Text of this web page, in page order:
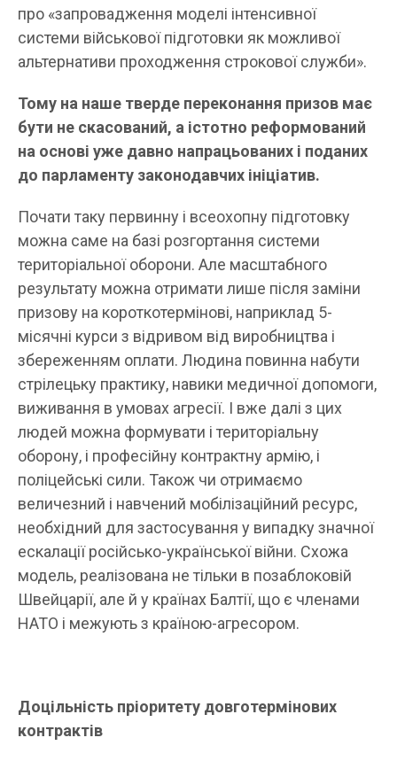
про «запровадження моделі інтенсивної
системи військової підготовки як можливої
альтернативи проходження строкової служби».
Тому на наше тверде переконання призов має
бути не скасований, а істотно реформований
на основі уже давно напрацьованих і поданих
до парламенту законодавчих ініціатив.
Почати таку первинну і всеохопну підготовку
можна саме на базі розгортання системи
територіальної оборони. Але масштабного
результату можна отримати лише після заміни
призову на короткотермінові, наприклад 5-
місячні курси з відривом від виробництва і
збереженням оплати. Людина повинна набути
стрілецьку практику, навики медичної допомоги,
виживання в умовах агресії. І вже далі з цих
людей можна формувати і територіальну
оборону, і професійну контрактну армію, і
поліцейські сили. Також чи отримаємо
величезний і навчений мобілізаційний ресурс,
необхідний для застосування у випадку значної
ескалації російсько-української війни. Схожа
модель, реалізована не тільки в позаблоковій
Швейцарії, але й у країнах Балтії, що є членами
НАТО і межують з країною-агресором.
Доцільність пріоритету довготермінових
контрактів